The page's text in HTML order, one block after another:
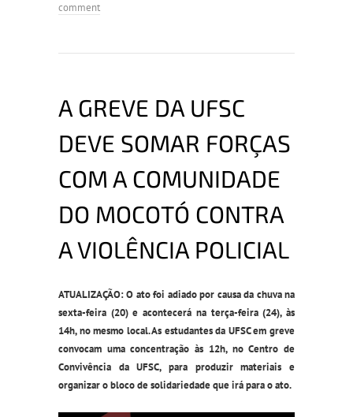
comment
A GREVE DA UFSC
DEVE SOMAR FORÇAS
COM A COMUNIDADE
DO MOCOTÓ CONTRA
A VIOLÊNCIA POLICIAL
ATUALIZAÇÃO: O ato foi adiado por causa da chuva na
sexta-feira (20) e acontecerá na terça-feira (24), às
14h, no mesmo local. As estudantes da UFSC em greve
convocam uma concentração às 12h, no Centro de
Convivência da UFSC, para produzir materiais e
organizar o bloco de solidariedade que irá para o ato.